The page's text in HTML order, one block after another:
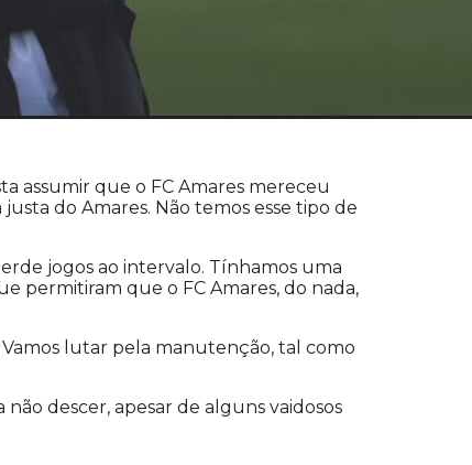
assumir que o FC Amares mereceu
do Amares. Não temos esse tipo de
jogos ao intervalo. Tínhamos uma
permitiram que o FC Amares, do nada,
lutar pela manutenção, tal como
descer, apesar de alguns vaidosos